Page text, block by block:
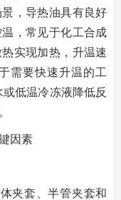
，导热油具有良好
，常见于化工合成
实现加热，升温速
需要快速升温的工
低温冷冻液降低反
因素
夹套、半管夹套和